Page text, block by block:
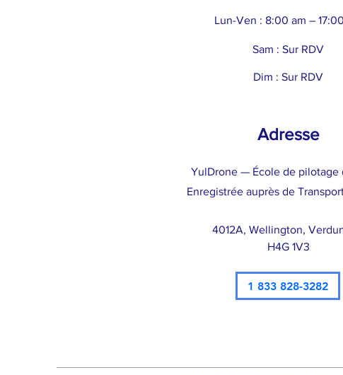
Lun-Ven : 8:00 am –
Sam : Sur RDV
Dim : Sur RDV
Adresse
YulDrone — École de pilotage
Enregistrée auprès de
4012A, Wellington,
H4G 1V3
1 833 828-3282